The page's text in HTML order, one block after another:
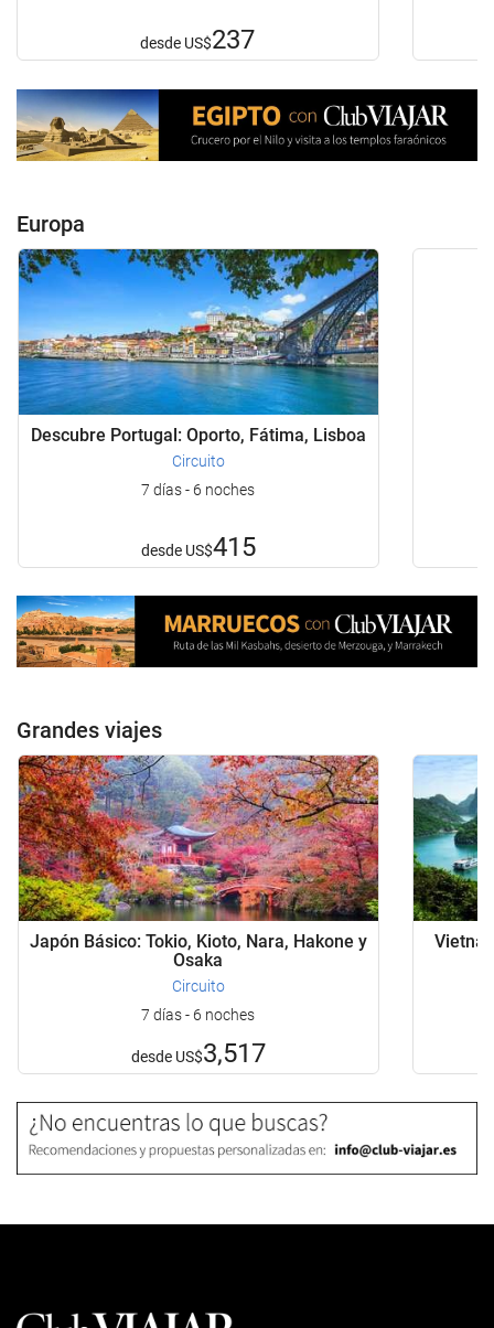
desde US$237
Europa
Descubre Portugal: Oporto, Fátima, Lisboa
Circuito
7 días - 6 noches
desde US$415
Grandes viajes
Japón Básico: Tokio, Kioto, Nara, Hakone y
Osaka
Circuito
7 días - 6 noches
desde US$3,517